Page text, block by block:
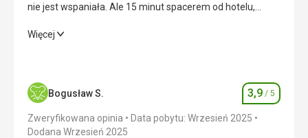
nie jest wspaniała. Ale 15 minut spacerem od hotelu,
plaże.
Jestem całkowicie zadowolony z hotelu. Plaża przy hotelu
Wyżywienie 5,0/ 5
Zakwaterowanie
Więcej
Bogusław S. Ocena
3,9 / 5
Zweryfikowana opinia
Data pobytu: Wrzesień 2025
Dodana Wrzesień 2025